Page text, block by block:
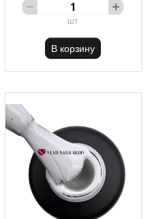
шт
В корзину